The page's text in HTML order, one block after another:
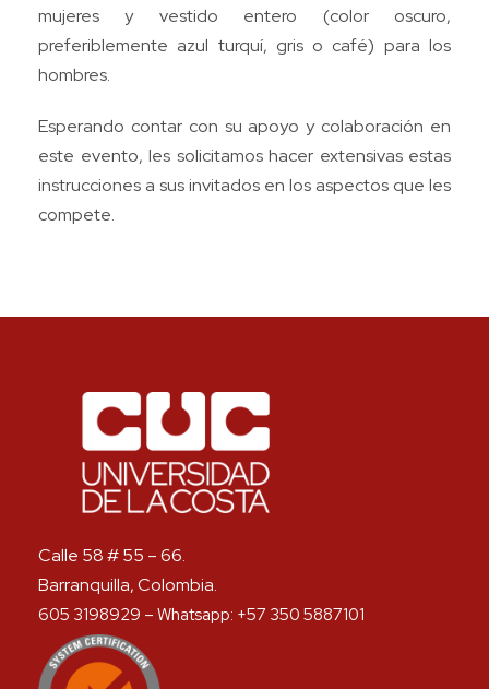
mujeres y vestido entero (color oscuro,
preferiblemente azul turquí, gris o café) para los
hombres.
Esperando contar con su apoyo y colaboración en
este evento, les solicitamos hacer extensivas estas
instrucciones a sus invitados en los aspectos que les
compete.
Calle 58 # 55 – 66.
Barranquilla, Colombia.
605 3198929 – Whatsapp: +57 350 5887101